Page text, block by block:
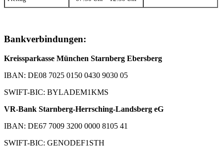
Bankverbindungen:
Kreissparkasse München Starnberg Ebersberg
IBAN: DE08 7025 0150 0430 9030 05
SWIFT-BIC: BYLADEM1KMS
VR-Bank Starnberg-Herrsching-Landsberg eG
IBAN: DE67 7009 3200 0000 8105 41
SWIFT-BIC: GENODEF1STH